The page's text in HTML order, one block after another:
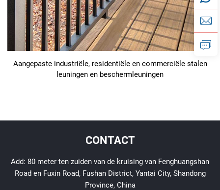
Aangepaste industriële, residentiële en commerciële stalen
leuningen en beschermleuningen
CONTACT
Add: 80 meter ten zuiden van de kruising van Fenghuangshan
Road en Fuxin Road, Fushan District, Yantai City, Shandong
Province, China